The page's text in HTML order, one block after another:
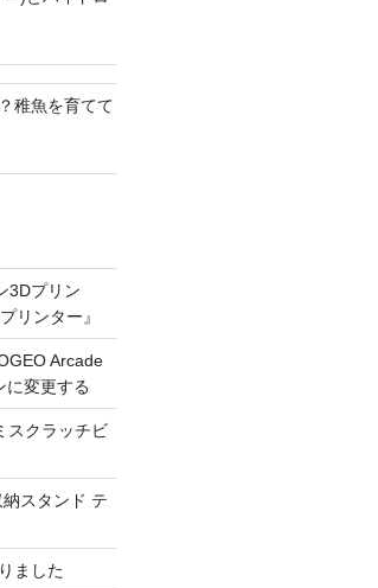
稚魚を育てて
3Dプリン
リンター』
Arcade
に変更する
スクラッチビ
スタンド テ
ました